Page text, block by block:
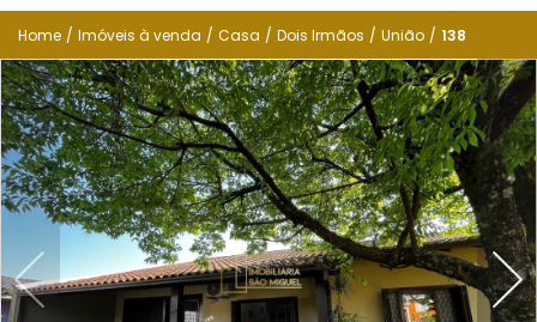
Financiamento
Negocie seu imóvel
Simulador de financiamento
Negocie seu imóvel
Imóveis favoritos
Contato
Home / Imóveis à venda / Casa / Dois Irmãos / União / 138